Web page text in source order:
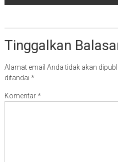
Tinggalkan
Alamat email Anda tidak akan
ditandai *
Komentar*